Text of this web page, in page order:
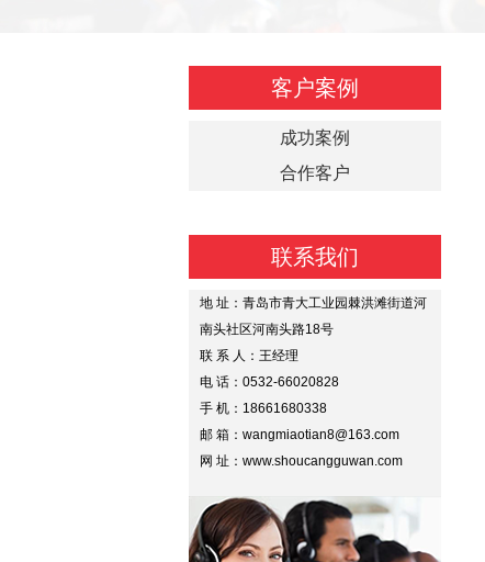
客户案例
成功案例
合作客户
联系我们
地 址：青岛市青大工业园棘洪滩街道河
南头社区河南头路18号
联 系 人：王经理
电 话：0532-66020828
手 机：18661680338
邮 箱：wangmiaotian8@163.com
网 址：www.shoucangguwan.com